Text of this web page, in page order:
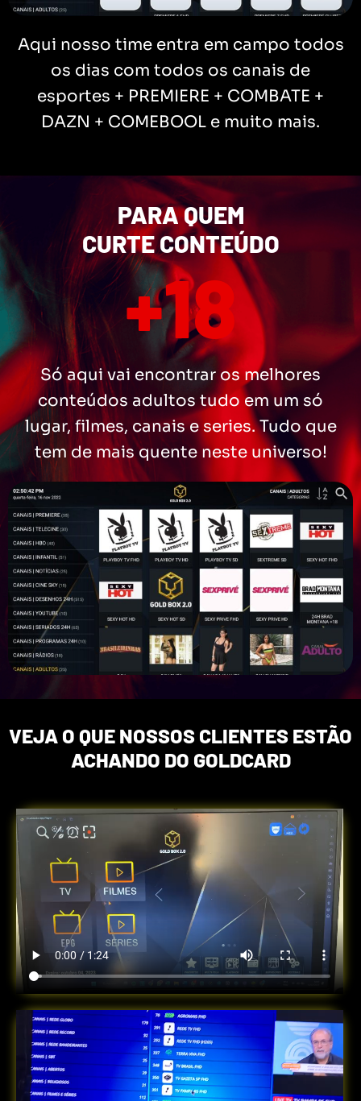
Aqui nosso time entra em campo todos
os dias com todos os canais de
esportes + PREMIERE + COMBATE +
DAZN + COMEBOOL e muito mais.
PARA QUEM
CURTE CONTEÚDO
+18
Só aqui vai encontrar os melhores
conteúdos adultos tudo em um só
lugar, filmes, canais e series. Tudo que
tem de mais quente neste universo!
VEJA O QUE NOSSOS CLIENTES ESTÃO
ACHANDO DO GOLDCARD